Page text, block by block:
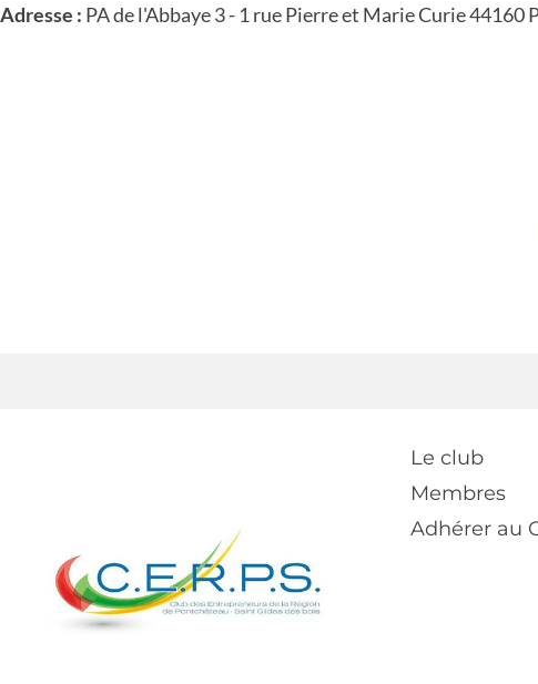
Adresse : PA de l'Abbaye 3 - 1 rue Pierre et Marie Curie 44160
Le club
Membres
Adhérer au